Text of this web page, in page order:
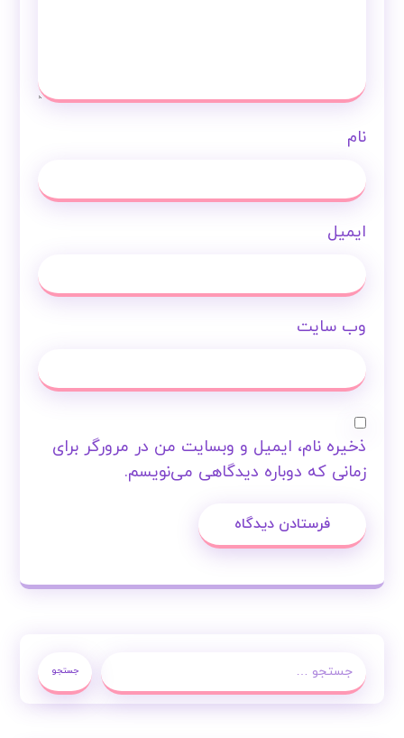
نام
ایمیل
وب‌ سایت
ذخیره نام، ایمیل و وبسایت من در مرورگر برای
زمانی که دوباره دیدگاهی می‌نویسم.
فرستادن دیدگاه
جستجو